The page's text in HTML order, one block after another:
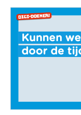
Kunnen
door de